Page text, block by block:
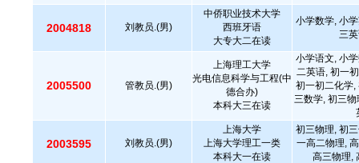
2004818 刘教员.(男)
中侨职业技术大学
西班牙语
大专大二在读
小学数学, 小
三
2005500 管教员.(男)
上海理工大学
光电信息科学与工程(中
德合办)
本科大三在读
小学语文, 小
二英语, 初一
初一初二化学,
三数学, 初三
2003595 刘教员.(男)
上海大学
上海大学理工一类
本科大一在读
初三物理, 初
一高二物理,
高三物理,